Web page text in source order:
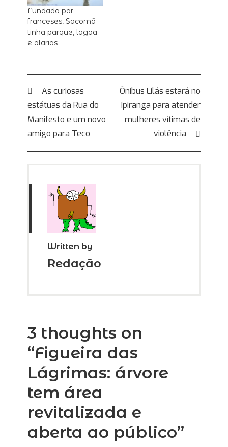
Fundado por
franceses, Sacomã
tinha parque, lagoa
e olarias
Navegação
de
Post
As curiosas
estátuas da Rua do
Manifesto e um novo
amigo para Teco
Ônibus Lilás estará no
Ipiranga para atender
mulheres vítimas de
violência
Written by
Redação
3 thoughts on
“Figueira das
Lágrimas: árvore
tem área
revitalizada e
aberta ao público”